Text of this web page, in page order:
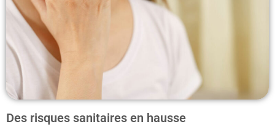
Des risques sanitaires en hausse